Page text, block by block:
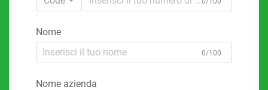
Nome
0/100
Nome azienda